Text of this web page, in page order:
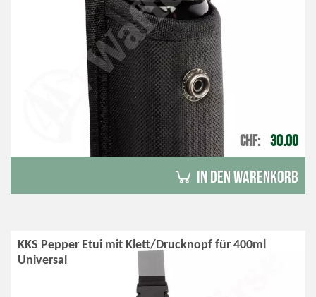
CHF 30.00
in den Warenkorb
KKS Pepper Etui mit Klett/Drucknopf für 400ml
Universal